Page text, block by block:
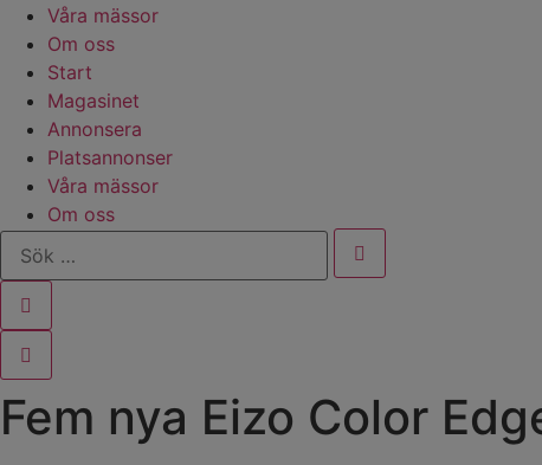
Våra mässor
Om oss
Start
Magasinet
Annonsera
Platsannonser
Våra mässor
Om oss
Sök
Fem nya Eizo Color